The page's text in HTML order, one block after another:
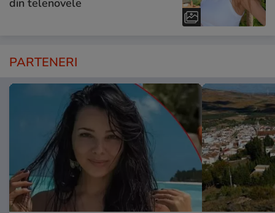
PARTENERI